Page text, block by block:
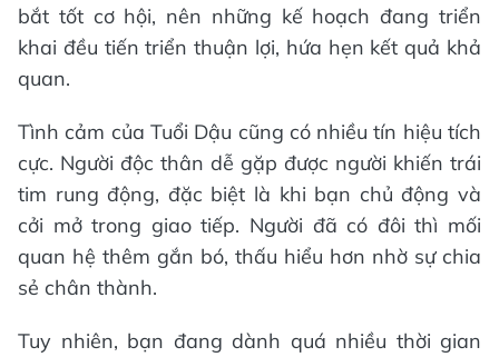
bắt tốt cơ hội, nên những kế hoạch đang triển
khai đều tiến triển thuận lợi, hứa hẹn kết quả khả
quan.
Tình cảm của Tuổi Dậu cũng có nhiều tín hiệu tích
cực. Người độc thân dễ gặp được người khiến trái
tim rung động, đặc biệt là khi bạn chủ động và
cởi mở trong giao tiếp. Người đã có đôi thì mối
quan hệ thêm gắn bó, thấu hiểu hơn nhờ sự chia
sẻ chân thành.
Tuy nhiên, bạn đang dành quá nhiều thời gian